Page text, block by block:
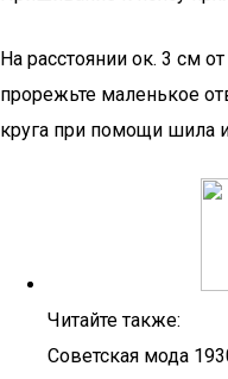
На расстоянии ок. 3 см
прорежьте маленькое
круга при помощи шила
Читайте также:
Советская мода